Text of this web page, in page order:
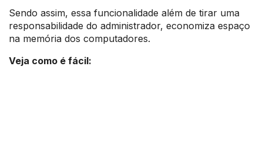
Sendo assim, essa funcionalidade além de tirar uma
responsabilidade do administrador, economiza espaço
na memória dos computadores.
Veja como é fácil: